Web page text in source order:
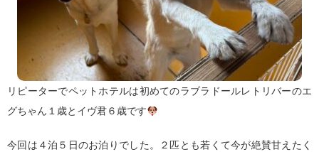
リピーターでペットホテルは初めてのラブラドールレトリバーのエ
グちゃん１歳と イヴ君６歳です
今回は４泊５日のお泊りでした。２匹とも若くて今が絶賛甘えたく